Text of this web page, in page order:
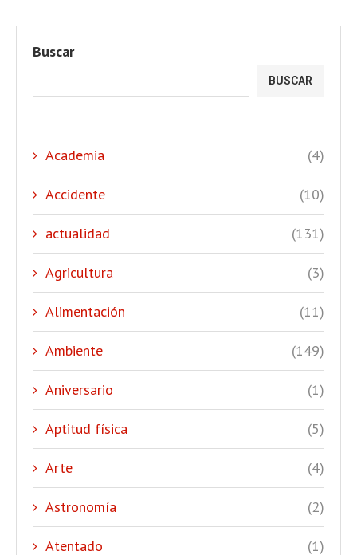
Buscar
BUSCAR
Academia (4)
Accidente (10)
actualidad (131)
Agricultura (3)
Alimentación (11)
Ambiente (149)
Aniversario (1)
Aptitud física (5)
Arte (4)
Astronomía (2)
Atentado (1)